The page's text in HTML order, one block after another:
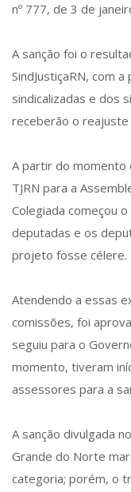
nº 777, de 3 de
A sanção foi o
SindJustiçaRN, com
sindicalizadas e dos
receberão o
A partir do momento
TJRN para a
Colegiada começou
deputadas e os
projeto fosse célere.
Atendendo a essas
comissões, foi
seguiu para o
momento, tiveram
assessores para a
A sanção divulgada
Grande do Norte
categoria; porém, o